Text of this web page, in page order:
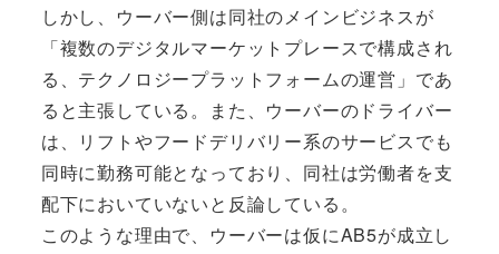
しかし、ウーバー側は同社のメインビジネスが
「複数のデジタルマーケットプレースで構成され
る、テクノロジープラットフォームの運営」であ
ると主張している。また、ウーバーのドライバー
は、リフトやフードデリバリー系のサービスでも
同時に勤務可能となっており、同社は労働者を支
配下においていないと反論している。
このような理由で、ウーバーは仮にAB5が成立し